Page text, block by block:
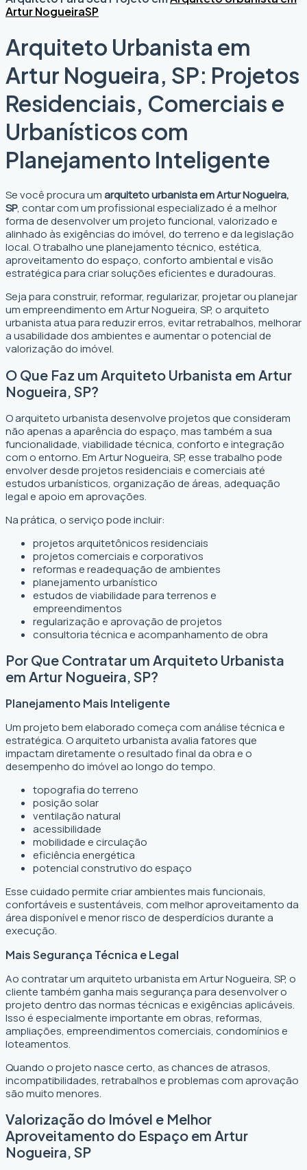
Artur NogueiraSP
Arquiteto Urbanista em
Artur Nogueira, SP: Projetos
Residenciais, Comerciais e
Urbanísticos com
Planejamento Inteligente
Se você procura umarquiteto urbanista em Artur Nogueira,
SP, contar com um profissional especializado é a melhor
forma de desenvolver um projeto funcional, valorizado e
alinhado às exigências do imóvel, do terreno e da legislação
local. O trabalho une planejamento técnico, estética,
aproveitamento do espaço, conforto ambiental e visão
estratégica para criar soluções eficientes e duradouras.
Seja para construir, reformar, regularizar, projetar ou planejar
um empreendimento em Artur Nogueira, SP, o arquiteto
urbanista atua para reduzir erros, evitar retrabalhos, melhorar
a usabilidade dos ambientes e aumentar o potencial de
valorização do imóvel.
O Que Faz um Arquiteto Urbanista em Artur
Nogueira, SP?
O arquiteto urbanista desenvolve projetos que consideram
não apenas a aparência do espaço, mas também a sua
funcionalidade, viabilidade técnica, conforto e integração
com o entorno. Em Artur Nogueira, SP, esse trabalho pode
envolver desde projetos residenciais e comerciais até
estudos urbanísticos, organização de áreas, adequação
legal e apoio em aprovações.
Na prática, o serviço pode incluir:
projetos arquitetônicos residenciais
projetos comerciais e corporativos
reformas e readequação de ambientes
planejamento urbanístico
estudos de viabilidade para terrenos e
empreendimentos
regularização e aprovação de projetos
consultoria técnica e acompanhamento de obra
Por Que Contratar um Arquiteto Urbanista
em Artur Nogueira, SP?
Planejamento Mais Inteligente
Um projeto bem elaborado começa com análise técnica e
estratégica. O arquiteto urbanista avalia fatores que
impactam diretamente o resultado final da obra e o
desempenho do imóvel ao longo do tempo.
topografia do terreno
posição solar
ventilação natural
acessibilidade
mobilidade e circulação
eficiência energética
potencial construtivo do espaço
Esse cuidado permite criar ambientes mais funcionais,
confortáveis e sustentáveis, com melhor aproveitamento da
área disponível e menor risco de desperdícios durante a
execução.
Mais Segurança Técnica e Legal
Ao contratar um arquiteto urbanista em Artur Nogueira, SP, o
cliente também ganha mais segurança para desenvolver o
projeto dentro das normas técnicas e exigências aplicáveis.
Isso é especialmente importante em obras, reformas,
ampliações, empreendimentos comerciais, condomínios e
loteamentos.
Quando o projeto nasce certo, as chances de atrasos,
incompatibilidades, retrabalhos e problemas com aprovação
são muito menores.
Valorização do Imóvel e Melhor
Aproveitamento do Espaço em Artur
Nogueira, SP